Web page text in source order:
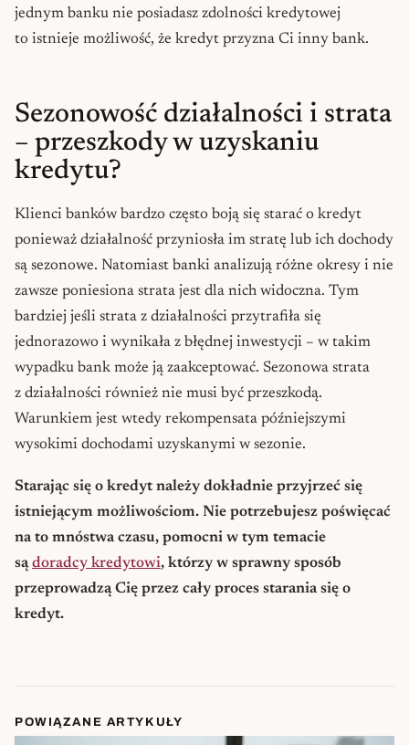
jednym banku nie posiadasz zdolności kredytowej
to istnieje możliwość, że kredyt przyzna Ci inny bank.
Sezonowość działalności i strata
– przeszkody w uzyskaniu
kredytu?
Klienci banków bardzo często boją się starać o kredyt
ponieważ działalność przyniosła im stratę lub ich dochody
są sezonowe. Natomiast banki analizują różne okresy i nie
zawsze poniesiona strata jest dla nich widoczna. Tym
bardziej jeśli strata z działalności przytrafiła się
jednorazowo i wynikała z błędnej inwestycji – w takim
wypadku bank może ją zaakceptować. Sezonowa strata
z działalności również nie musi być przeszkodą.
Warunkiem jest wtedy rekompensata późniejszymi
wysokimi dochodami uzyskanymi w sezonie.
Starając się o kredyt należy dokładnie przyjrzeć się
istniejącym możliwościom. Nie potrzebujesz poświęcać
na to mnóstwa czasu, pomocni w tym temacie
sądoradcy kredytowi, którzy w sprawny sposób
przeprowadzą Cię przez cały proces starania się o
kredyt.
POWIĄZANE ARTYKUŁY